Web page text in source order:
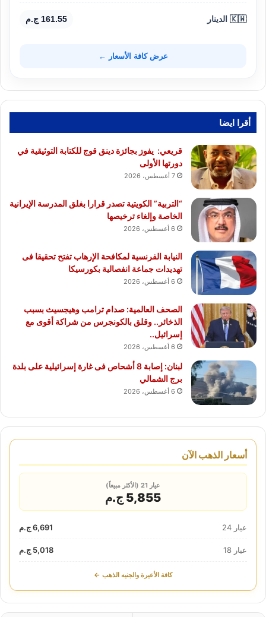
🇰🇼 الدينار 161.55 ج.م
عرض كافة الأسعار ←
أقرا ايضا
قريعي: يفوز بجائزة دينق قوج للكتابة التوثيقية في
دورتها الأولى
7 أغسطس، 2026
“التربية” الكويتية تصدر قرارا بغلق المدرسة الإيرانية
الخاصة وإلغاء ترخيصها
6 أغسطس، 2026
النيابة الفرنسية لمكافحة الإرهاب تفتح تحقيقا فى
تهديدات جماعة انفصالية بكورسيكا
6 أغسطس، 2026
الصحف العالمية: صدام ترامب وهيجسيث بسبب
الذخائر.. وقلق بالكونجرس من شراكة أقوى مع
إسرائيل..
6 أغسطس، 2026
لبنان: إصابة 8 أشحاص فى غارة إسرائيلية على بلدة
برج الشمالي
6 أغسطس، 2026
أسعار الذهب الآن
عيار 21 (الأكثر مبيعاً)
5,855 ج.م
عيار 24 6,691 ج.م
عيار 18 5,018 ج.م
كافة الأعيرة والجنيه الذهب ←